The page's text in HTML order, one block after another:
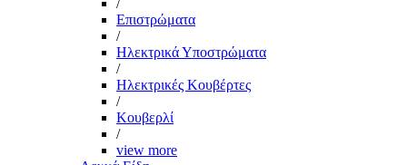
/
Επιστρώματα
/
Ηλεκτρικά Υποστρώματα
/
Ηλεκτρικές Κουβέρτες
/
Κουβερλί
/
view more